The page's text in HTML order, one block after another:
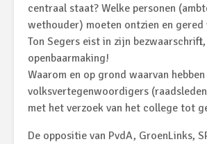
centraal staat? Welke personen
wethouder) moeten ontzien en gered
Ton Segers eist in zijn
openbaarmaking!
Waarom en op grond waarvan
volksvertegenwoordigers
met het verzoek van het college tot
De oppositie van PvdA, GroenLinks,